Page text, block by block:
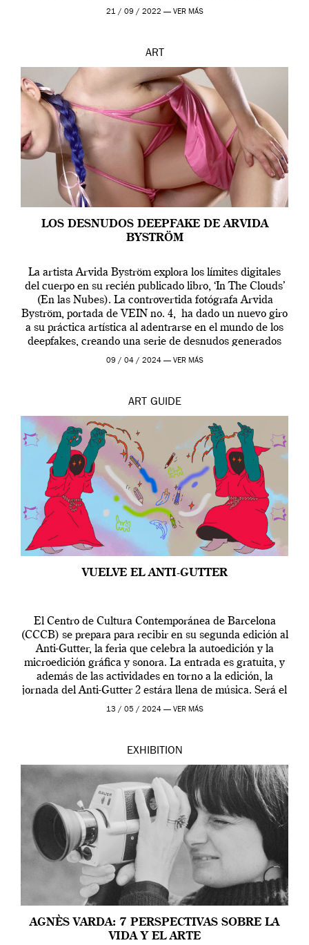
que los humanos tienen un complejo […]
21 / 09 / 2022 — VER MÁS
ART
LOS DESNUDOS DEEPFAKE DE ARVIDA
BYSTRÖM
La artista Arvida Byström explora los límites digitales
del cuerpo en su recién publicado libro, ‘In The Clouds’
(En las Nubes). La controvertida fotógrafa Arvida
Byström, portada de VEIN no. 4, ha dado un nuevo giro
a su práctica artística al adentrarse en el mundo de los
deepfakes, creando una serie de desnudos generados
por […]
09 / 04 / 2024 — VER MÁS
ART GUIDE
VUELVE EL ANTI-GUTTER
El Centro de Cultura Contemporánea de Barcelona
(CCCB) se prepara para recibir en su segunda edición al
Anti-Gutter, la feria que celebra la autoedición y la
microedición gráfica y sonora. La entrada es gratuita, y
además de las actividades en torno a la edición, la
jornada del Anti-Gutter 2 estára llena de música. Será el
[…]
13 / 05 / 2024 — VER MÁS
EXHIBITION
AGNÈS VARDA: 7 PERSPECTIVAS SOBRE LA
VIDA Y EL ARTE